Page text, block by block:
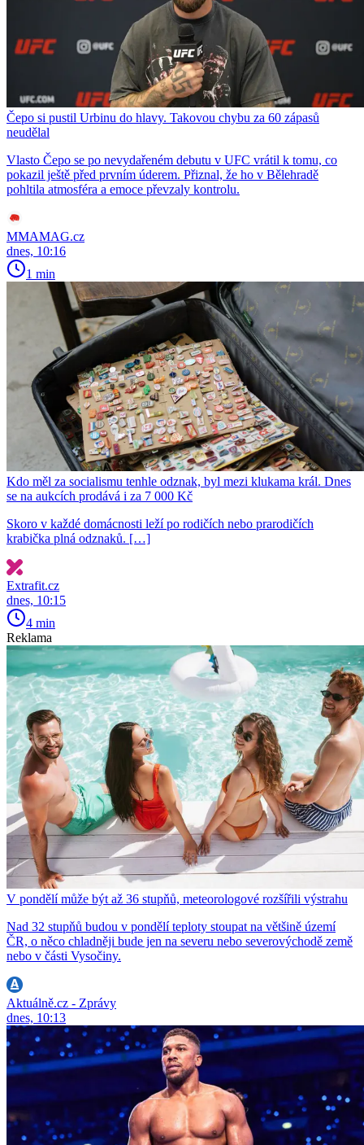
Čepo si pustil Urbinu do hlavy. Takovou chybu za 60 zápasů
neudělal
Vlasto Čepo se po nevydařeném debutu v UFC vrátil k tomu, co
pokazil ještě před prvním úderem. Přiznal, že ho v Bělehradě
pohltila atmosféra a emoce převzaly kontrolu.
MMAMAG.cz
dnes, 10:16
1 min
Kdo měl za socialismu tenhle odznak, byl mezi klukama král. Dnes
se na aukcích prodává i za 7 000 Kč
Skoro v každé domácnosti leží po rodičích nebo prarodičích
krabička plná odznaků. […]
Extrafit.cz
dnes, 10:15
4 min
Reklama
V pondělí může být až 36 stupňů, meteorologové rozšířili výstrahu
Nad 32 stupňů budou v pondělí teploty stoupat na většině území
ČR, o něco chladněji bude jen na severu nebo severovýchodě země
nebo v části Vysočiny.
Aktuálně.cz - Zprávy
dnes, 10:13